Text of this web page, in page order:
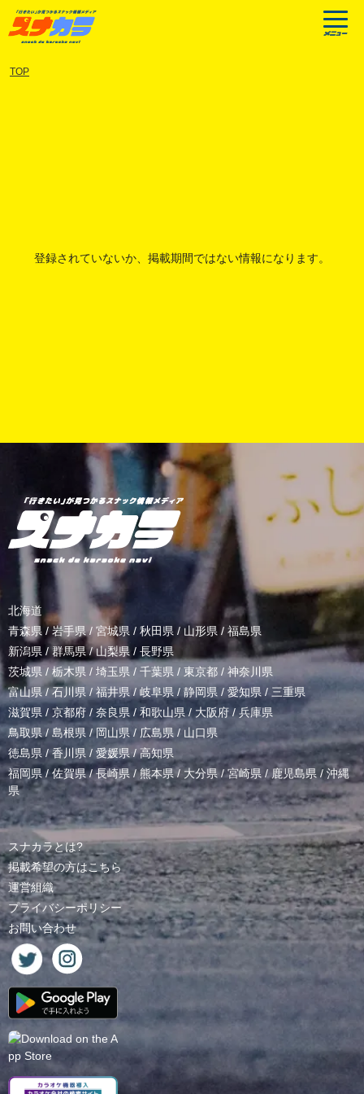
TOP
登録されていないか、掲載期間ではない情報になります。
北海道
青森県 /岩手県/ 宮城県 / 秋田県 / 山形県 / 福島県
新潟県 /群馬県/山梨県 / 長野県
茨城県 / 栃木県 / 埼玉県 / 千葉県 / 東京都 / 神奈川県
富山県 /石川県 / 福井県/岐阜県 / 静岡県 / 愛知県 / 三重県
滋賀県 / 京都府 / 奈良県 / 和歌山県 / 大阪府 /兵庫県
鳥取県 / 島根県 /岡山県/ 広島県 / 山口県
徳島県 /香川県 / 愛媛県/高知県
福岡県 / 佐賀県/長崎県 /熊本県 / 大分県/宮崎県 / 鹿児島県 / 沖縄
県
スナカラとは?
掲載希望の方はこちら
運営組織
プライバシーポリシー
お問い合わせ